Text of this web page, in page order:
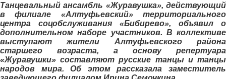
Танцевальный ансамбль «Журавушка», действующий
в филиале «Алтуфьевский» территориального
центра соцобслуживания «Бибирево», объявил о
дополнительном наборе участников. В коллективе
выступают жители Алтуфьевского района
старшего возраста, а основу репертуара
«Журавушки» составляют русские танцы и танцы
народов мира. Об этом рассказала заместитель